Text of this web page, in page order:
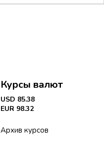
Курсы валют
USD 85.38
EUR 98.32
Архив курсов